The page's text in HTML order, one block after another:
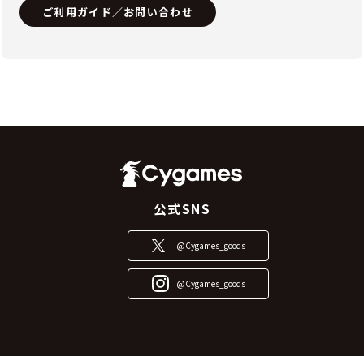
ご利用ガイド／お問い合わせ
公式SNS
@Cygames_goods
@Cygames_goods